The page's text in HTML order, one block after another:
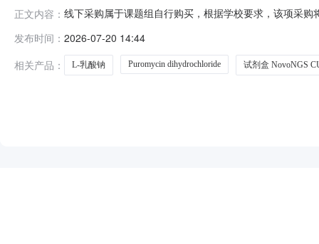
正文内容： 线下采购属于课题组自行购买，根据学校要求，该项采
货号规格单价数量总价广州创择生物科技有限公司
发布时间： 2026-07-20 14:44
相关产品：
L-乳酸钠 Puromycin dihydrochloride 试剂盒 NovoNGS